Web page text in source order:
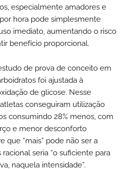
especialmente amadores e
hora pode simplesmente
imediato, aumentando o risco
benefício proporcional.
de prova de conceito em
foi ajustada à
de glicose. Nesse
conseguiram utilização
consumindo 28% menos, com
e menor desconforto
que “mais” pode não ser a
seria “o suficiente para
naquela intensidade”.